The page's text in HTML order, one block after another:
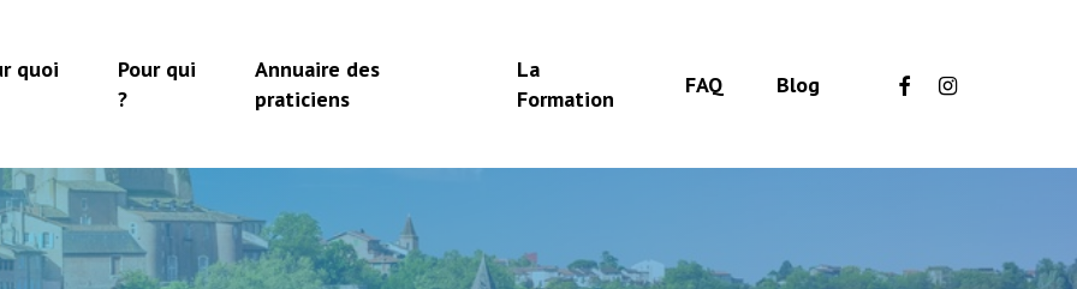
quoi
Pour qui
?
Annuaire des
praticiens
La
Formation
FAQ Blog facebookinstagram